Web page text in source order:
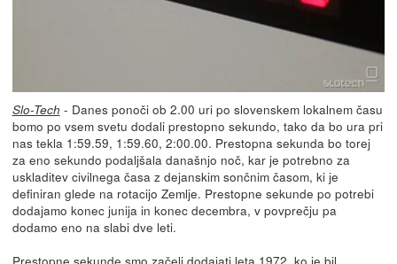
Slo-Tech - Danes ponoči ob 2.00 uri po slovenskem lokalnem času
bomo po vsem svetu dodali prestopno sekundo, tako da bo ura pri
nas tekla 1:59.59, 1:59.60, 2:00.00. Prestopna sekunda bo torej
za eno sekundo podaljšala današnjo noč, kar je potrebno za
uskladitev civilnega časa z dejanskim sončnim časom, ki je
definiran glede na rotacijo Zemlje. Prestopne sekunde po potrebi
dodajamo konec junija in konec decembra, v povprečju pa
dodamo eno na slabi dve leti.